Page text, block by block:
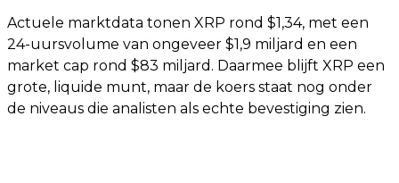
Actuele marktdata tonen XRP rond $1,34, met een
24-uursvolume van ongeveer $1,9 miljard en een
market cap rond $83 miljard. Daarmee blijft XRP een
grote, liquide munt, maar de koers staat nog onder
de niveaus die analisten als echte bevestiging zien.